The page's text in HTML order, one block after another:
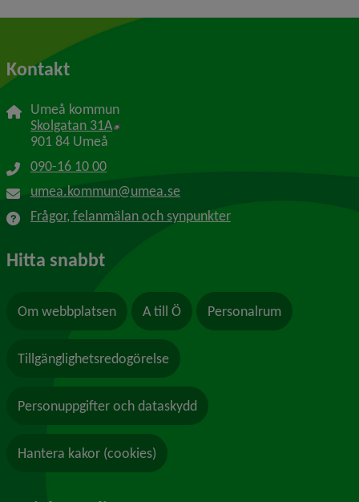
Kontakt
Umeå kommun
Skolgatan 31A Länk till annan webbplats, öppnas i nytt
901 84 Umeå
090-16 10 00
umea.kommun@umea.se
Frågor, felanmälan och synpunkter
Hitta snabbt
Om webbplatsen A till Ö Personalrum
Tillgänglighetsredogörelse
Personuppgifter och dataskydd
Hantera kakor (cookies)